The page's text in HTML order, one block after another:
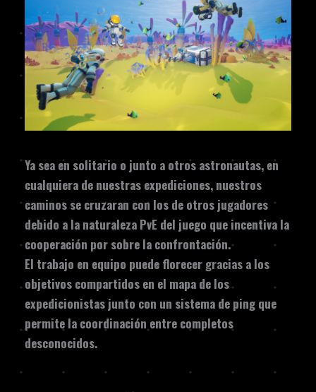
Ya sea en solitario o junto a otros astronautas, en
cualquiera de nuestras expediciones, nuestros
caminos se cruzaran con los de otros jugadores
debido a la naturaleza PvE del juego que incentiva la
cooperación por sobre la confrontación.
El trabajo en equipo puede florecer gracias a los
objetivos compartidos en el mapa de los
expedicionistas junto con un sistema de ping que
permite la coordinación entre completos
desconocidos.